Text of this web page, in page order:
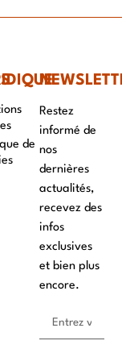
de
Restez
informé de
nos
dernières
actualités,
recevez des
infos
exclusives
et bien plus
encore.